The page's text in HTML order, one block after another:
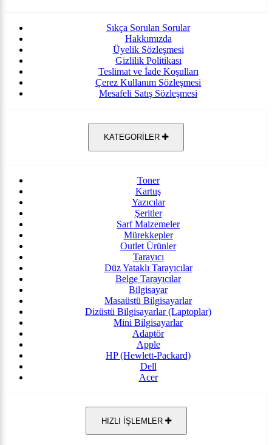
Sıkça Sorulan Sorular
Hakkımızda
Üyelik Sözleşmesi
Gizlilik Politikası
Teslimat ve İade Koşulları
Çerez Kullanım Sözleşmesi
Mesafeli Satış Sözleşmesi
KATEGORİLER
Toner
Kartuş
Yazıcılar
Şeritler
Sarf Malzemeler
Mürekkepler
Outlet Ürünler
Tarayıcı
Düz Yataklı Tarayıcılar
Belge Tarayıcılar
Bilgisayar
Masaüstü Bilgisayarlar
Dizüstü Bilgisayarlar (Laptoplar)
Mini Bilgisayarlar
Adaptör
Apple
HP (Hewlett-Packard)
Dell
Acer
HIZLI İŞLEMLER